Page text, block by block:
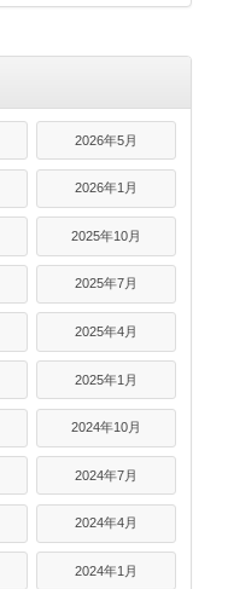
2026年5月
2026年1月
2025年10月
2025年7月
2025年4月
2025年1月
2024年10月
2024年7月
2024年4月
2024年1月